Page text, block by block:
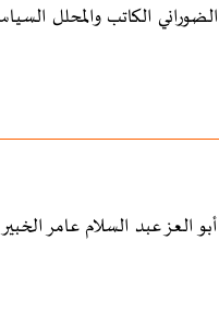
الكاتب والمحلل
عبد السلام عامر